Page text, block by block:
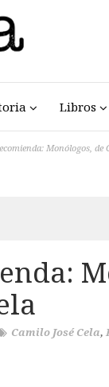
Libros
Monólogos, de
Camilo José Cela,